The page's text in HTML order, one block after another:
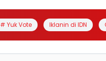
# Yuk Vote Iklanin di IDN